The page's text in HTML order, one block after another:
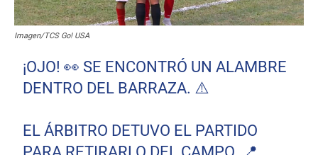
Imagen/TCS Go! USA
¡OJO! 👀 SE ENCONTRÓ UN ALAMBRE
DENTRO DEL BARRAZA. ⚠️
EL ÁRBITRO DETUVO EL PARTIDO